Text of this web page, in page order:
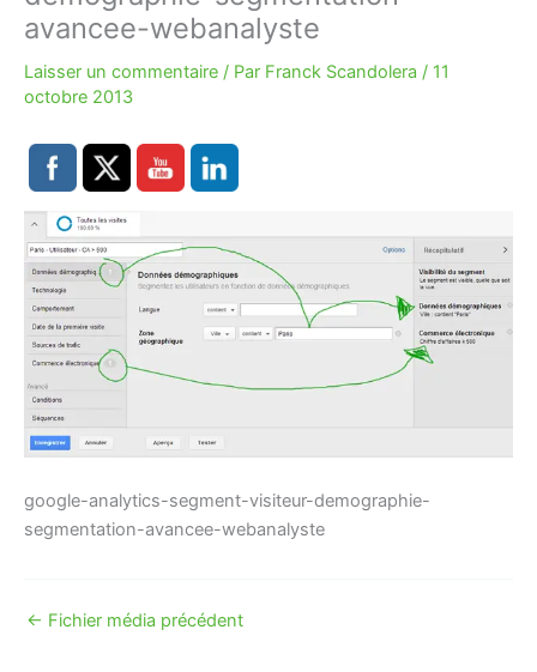
avancee-webanalyste
Laisser un commentaire / Par Franck Scandolera / 11
octobre 2013
google-analytics-segment-visiteur-demographie-
segmentation-avancee-webanalyste
← Fichier média précédent